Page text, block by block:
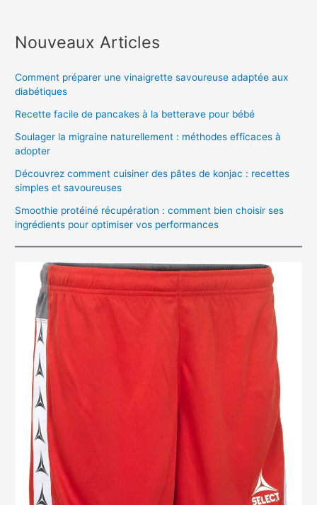
Nouveaux Articles
Comment préparer une vinaigrette savoureuse adaptée aux
diabétiques
Recette facile de pancakes à la betterave pour bébé
Soulager la migraine naturellement : méthodes efficaces à
adopter
Découvrez comment cuisiner des pâtes de konjac : recettes
simples et savoureuses
Smoothie protéiné récupération : comment bien choisir ses
ingrédients pour optimiser vos performances